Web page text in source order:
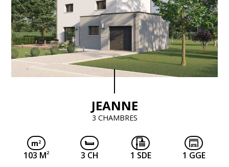
JEANNE
3 CHAMBRES
103 M2 3 CH 1 SDE 1 GGE